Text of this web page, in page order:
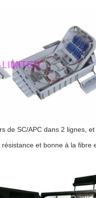
de SC/APC dans 2 lignes,
et bonne à la fibre